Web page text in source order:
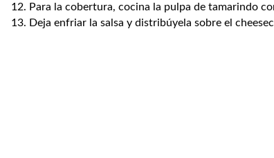
Para la cobertura, cocina la pulpa de tamarindo
Deja enfriar la salsa y distribúyela sobre el